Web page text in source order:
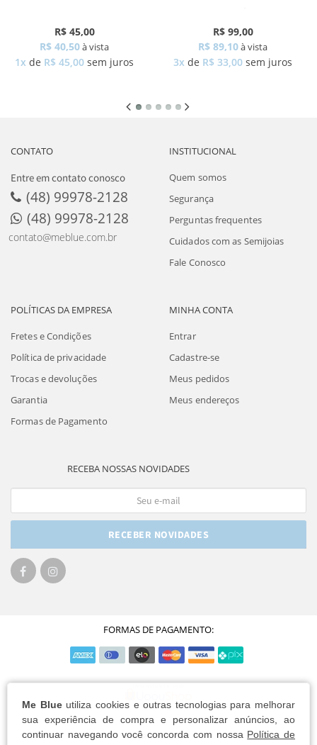
Me Blueutiliza cookies e outras tecnologias para melhorar
sua experiência de compra e personalizar anúncios, ao
continuar navegando você concorda com nossa Política de
R$ 45,00
R$ 40,50à vista
1x de R$ 45,00 sem juros
R$ 99,00
R$ 89,10à vista
3x de R$ 33,00 sem juros
CONTATO
Entre em contato conosco
(48) 99978-2128
(48) 99978-2128
contato@meblue.com.br
INSTITUCIONAL
Quem somos
Segurança
Perguntas frequentes
Cuidados com as Semijoias
Fale Conosco
POLÍTICAS DA EMPRESA
Fretes e Condições
Política de privacidade
Trocas e devoluções
Garantia
Formas de Pagamento
MINHA CONTA
Entrar
Cadastre-se
Meus pedidos
Meus endereços
RECEBA NOSSAS NOVIDADES
RECEBER NOVIDADES
FORMAS DE PAGAMENTO: